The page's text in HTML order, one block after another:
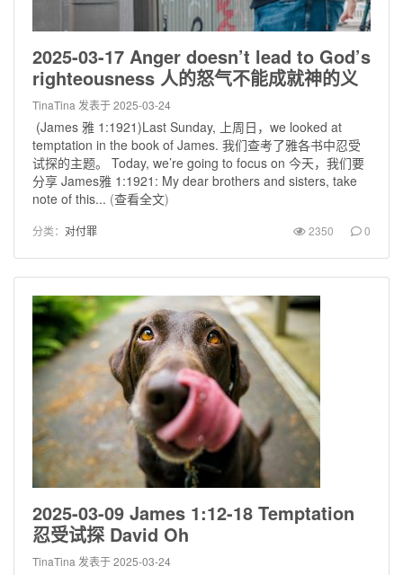
2025-03-17 Anger doesn’t lead to God’s
righteousness 人的怒气不能成就神的义
TinaTina 发表于 2025-03-24
(James 雅 1:1921)Last Sunday, 上周日，we looked at
temptation in the book of James. 我们查考了雅各书中忍受
试探的主题。 Today, we’re going to focus on 今天，我们要
分享 James雅 1:1921: My dear brothers and sisters, take
note of this... (查看全文)
分类： 对付罪 2350 0
2025-03-09 James 1:12-18 Temptation
忍受试探 David Oh
TinaTina 发表于 2025-03-24